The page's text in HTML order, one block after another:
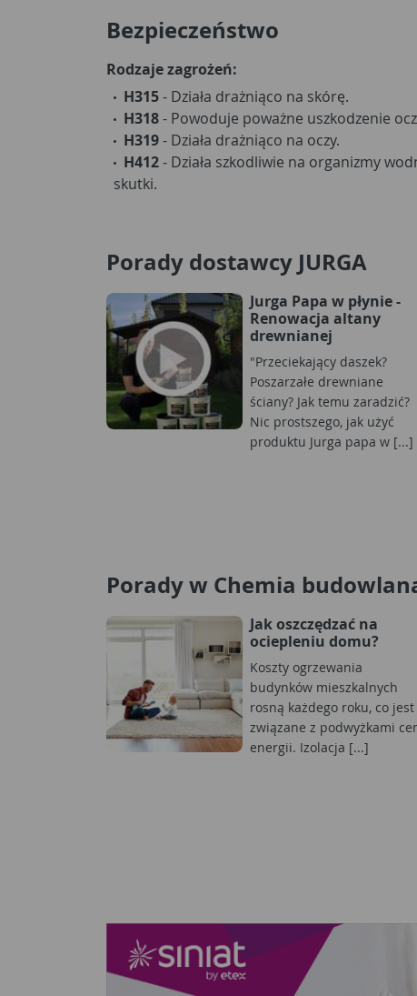
Bezpieczeństwo
Rodzaje zagrożeń:
H315- Działa drażniąco na skórę.
H318- Powoduje poważne uszkodzenie
H319- Działa drażniąco na oczy.
H412- Działa szkodliwie na organizmy
skutki.
Porady dostawcy JURGA
Jurga Papa w płynie -
Renowacja altany
drewnianej
"Przeciekający daszek?
Poszarzałe drewniane
ściany? Jak temu zaradzić?
Nic prostszego, jak użyć
produktu Jurga papa w [...]
Porady w Chemia
Jak oszczędzać na
ociepleniu domu?
Koszty ogrzewania
budynków mieszkalnych
rosną każdego roku, co jest
związane z podwyżkami
energii. Izolacja [...]